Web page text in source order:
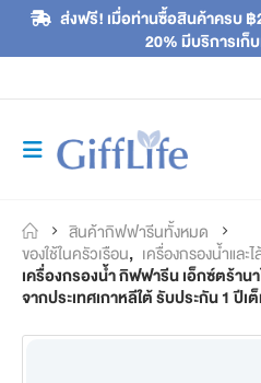
ส่งฟรี! เมื่อท่านซื้อสินค้าครบ
20% มีบริการเก็
สินค้ากิฟฟารีนทั้งหมด
ของใช้ในครัวเรือน, เครื่องกรองน้ำและ
เครื่องกรองน้ำ กิฟฟารีน เอ็กซ์ตร้านา
จากประเทศเกาหลีใต้ รับประกัน 1 ปีเ